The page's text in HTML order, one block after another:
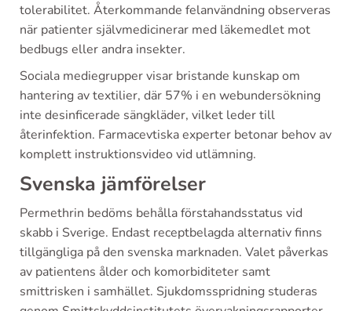
tolerabilitet. Återkommande felanvändning observeras
när patienter självmedicinerar med läkemedlet mot
bedbugs eller andra insekter.
Sociala mediegrupper visar bristande kunskap om
hantering av textilier, där 57% i en webundersökning
inte desinficerade sängkläder, vilket leder till
återinfektion. Farmacevtiska experter betonar behov av
komplett instruktionsvideo vid utlämning.
Svenska jämförelser
Permethrin bedöms behålla förstahandsstatus vid
skabb i Sverige. Endast receptbelagda alternativ finns
tillgängliga på den svenska marknaden. Valet påverkas
av patientens ålder och komorbiditeter samt
smittrisken i samhället. Sjukdomsspridning studeras